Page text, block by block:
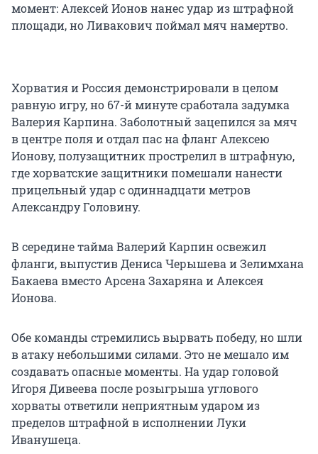
момент: Алексей Ионов нанес удар из штрафной
площади, но Ливакович поймал мяч намертво.
Хорватия и Россия демонстрировали в целом
равную игру, но 67-й минуте сработала задумка
Валерия Карпина. Заболотный зацепился за мяч
в центре поля и отдал пас на фланг Алексею
Ионову, полузащитник прострелил в штрафную,
где хорватские защитники помешали нанести
прицельный удар с одиннадцати метров
Александру Головину.
В середине тайма Валерий Карпин освежил
фланги, выпустив Дениса Черышева и Зелимхана
Бакаева вместо Арсена Захаряна и Алексея
Ионова.
Обе команды стремились вырвать победу, но шли
в атаку небольшими силами. Это не мешало им
создавать опасные моменты. На удар головой
Игоря Дивеева после розыгрыша углового
хорваты ответили неприятным ударом из
пределов штрафной в исполнении Луки
Иванушеца.